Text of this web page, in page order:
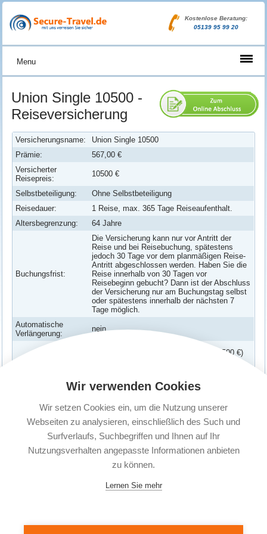
Kostenlose Beratung:
05139 95 99 20
Menu
Union Single 10500 -
Reiseversicherung
Versicherungsname:
Union Single 10500
Prämie:
567,00 €
Versicherter
Reisepreis:
10500 €
Selbstbeteiligung:
Ohne Selbstbeteiligung
Reisedauer:
1 Reise, max. 365 Tage Reiseaufenthalt.
Altersbegrenzung:
64 Jahre
Buchungsfrist:
Die Versicherung kann nur vor Antritt der
Reise und bei Reisebuchung, spätestens
jedoch 30 Tage vor dem planmäßigen Reise-
Antritt abgeschlossen werden. Haben Sie die
Reise innerhalb von 30 Tagen vor
Reisebeginn gebucht? Dann ist der Abschluss
der Versicherung nur am Buchungstag selbst
oder spätestens innerhalb der nächsten 7
Tage möglich.
Automatische
Verlängerung:
nein
Reiserücktrittsversicherung (bis 10500 €)
Corona Erkrankung abgesichert
Versicherte
Es kann 1 Person versichert werden.
© 2004 - 2026 Secure Travel Reiseversicherungen |Reiseschutz Plus GmbH| Telefon: 05139
Wir verwenden Cookies
Wir setzen Cookies ein, um die Nutzung unserer
Webseiten zu analysieren, einschließlich des Such und
Surfverlaufs, Suchbegriffen und Ihnen auf Ihr
Nutzungsverhalten angepasste Informationen anbieten
zu können.
Lernen Sie mehr